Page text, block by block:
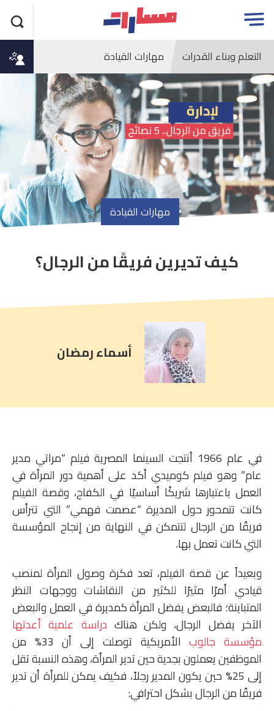
تجاوز
الاعلان
Open
menu
التعلم وبناء القدرات مهارات القيادة
مهارات القيادة
article
comment
is:
كيف تديرين فريقًا من الرجال؟
أسماء رمضان
في عام 1966 أنتجت السينما المصرية فيلم “مراتي مدير
عام” وهو فيلم كوميدي أكد على أهمية دور المرأة في
العمل باعتبارها شريكًا أساسيًا في الكفاح، وقصة الفيلم
كانت تتمحور حول المديرة “عصمت فهمي” التي تترأس
فريقًا من الرجال لتتمكن في النهاية من إنجاح المؤسسة
التي كانت تعمل بها.
وبعيداً عن قصة الفيلم، تعد فكرة وصول المرأة لمنصب
قيادي أمرًا مثيرًا للكثير من النقاشات ووجهات النظر
المتباينة؛ فالبعض يفضل المرأة كمديرة في العمل والبعض
الآخر يفضل الرجال، ولكن هناك دراسة علمية أعدتها
مؤسسة جالوب
الأمريكية توصلت إلى أن 33% من
الموظفين يعملون بجدية حين تدير المرأة، وهذه النسبة تقل
إلى 25% حين يكون المدير رجلاً، فكيف يمكن للمرأة أن تدير
فريقًا من الرجال بشكل احترافي: